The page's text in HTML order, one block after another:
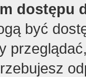
dostępu
być